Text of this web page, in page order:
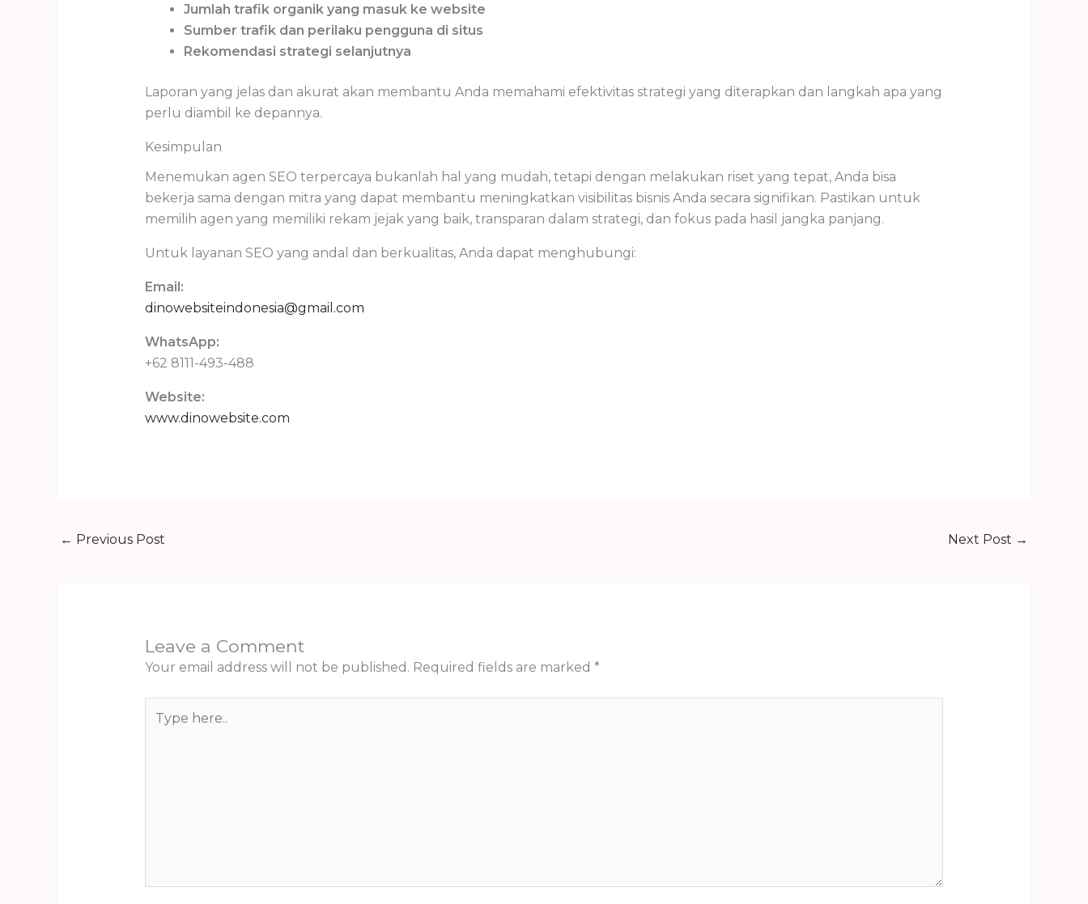
Jumlah trafik organik yang masuk ke website
Sumber trafik dan perilaku pengguna di situs
Rekomendasi strategi selanjutnya
Laporan yang jelas dan akurat akan membantu Anda memahami efektivitas strategi yang diterapkan dan langkah apa yang
perlu diambil ke depannya.
Kesimpulan
Menemukan agen SEO terpercaya bukanlah hal yang mudah, tetapi dengan melakukan riset yang tepat, Anda bisa
bekerja sama dengan mitra yang dapat membantu meningkatkan visibilitas bisnis Anda secara signifikan. Pastikan untuk
memilih agen yang memiliki rekam jejak yang baik, transparan dalam strategi, dan fokus pada hasil jangka panjang.
Untuk layanan SEO yang andal dan berkualitas, Anda dapat menghubungi:
Email:
dinowebsiteindonesia@gmail.com
WhatsApp:
+62 8111-493-488
Website:
www.dinowebsite.com
← Previous Post Next Post →
Leave a Comment
Your email address will not be published. Required fields are marked *
here..